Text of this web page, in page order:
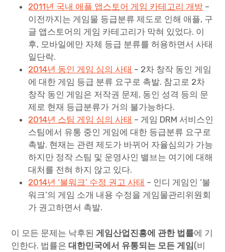
2011년 국내 애플 앱스토어 게임 카테고리 개방 –
이전까지는 게임물 등급분류 제도로 인해 애플, 구
글 앱스토어의 게임 카테고리가 막혀 있었다. 이
후, 모바일에만 자체 등급 분류를 허용하면서 사태
일단락.
2014년 동인 게임 심의 사태 – 2차 창작 동인 게임
에 대한 게임 등급 분류 요구로 촉발. 참고로 2차
창작 동인 게임은 저작권 문제, 동인 성격 등의 문
제로 현재 등급분류가 거의 불가능하다.
2014년 스팀 게임 심의 사태 – 게임 DRM 서비스인
스팀에서 유통 중인 게임에 대한 등급분류 요구로
촉발. 현재는 관련 제도가 바뀌어 자율심의가 가능
하지만 정작 스팀 및 운영사인 밸브는 여기에 대해
대처를 전혀 하지 않고 있다.
2014년 ‘불워크’ 수정 권고 사태 – 인디 게임인 ‘불
워크’의 게임 소개 내용 수정을 게임물관리위원회
가 권고하면서 촉발.
이 모든 문제는 낙후된게임산업진흥에 관한 법률에 기
인한다. 법률은 대한민국에서 유통되는 모든 게임(비